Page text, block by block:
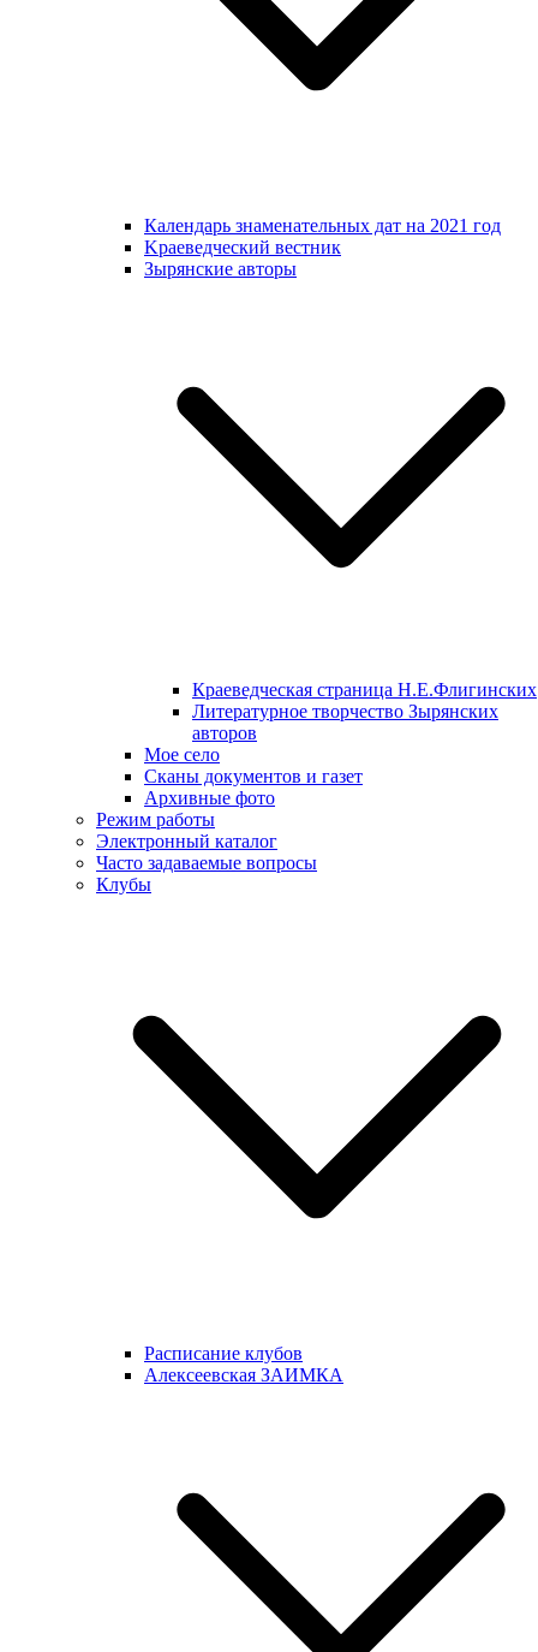
Календарь знаменательных дат на 2021 год
Kраеведческий вестник
Зырянские авторы
Краеведческая страница Н.Е.Флигинских
Литературное творчество Зырянских
авторов
Мое село
Сканы документов и газет
Архивные фото
Режим работы
Электронный каталог
Часто задаваемые вопросы
Клубы
Расписание клубов
Алексеевская ЗАИМКА